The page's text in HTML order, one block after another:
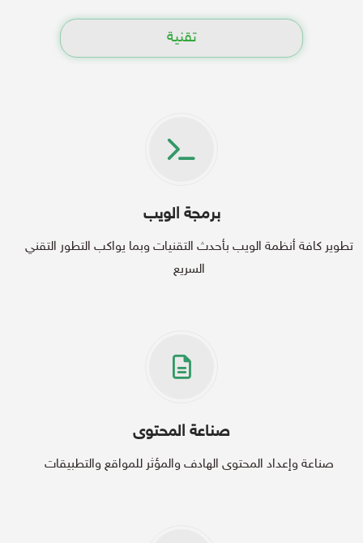
تقنية
برمجة الويب
تطوير كافة أنظمة الويب بأحدث التقنيات وبما يواكب التطور التقني
السريع
صناعة المحتوى
صناعة وإعداد المحتوى الهادف والمؤثر للمواقع والتطبيقات